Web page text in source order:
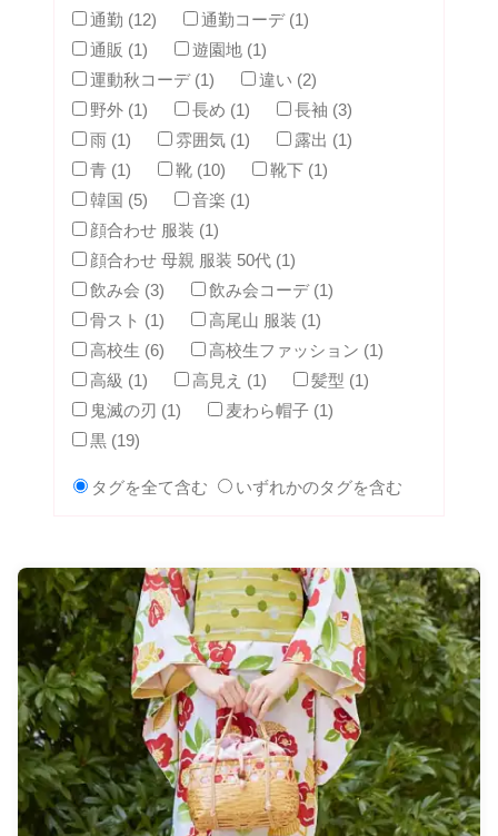
通勤 (12)
通勤コーデ (1)
通販 (1)
遊園地 (1)
運動秋コーデ (1)
違い (2)
野外 (1)
長め (1)
長袖 (3)
雨 (1)
雰囲気 (1)
露出 (1)
青 (1)
靴 (10)
靴下 (1)
韓国 (5)
音楽 (1)
顔合わせ 服装 (1)
顔合わせ 母親 服装 50代 (1)
飲み会 (3)
飲み会コーデ (1)
骨スト (1)
高尾山 服装 (1)
高校生 (6)
高校生ファッション (1)
高級 (1)
高見え (1)
髪型 (1)
鬼滅の刃 (1)
麦わら帽子 (1)
黒 (19)
タグを全て含む いずれかのタグを含む